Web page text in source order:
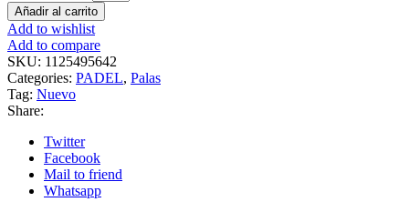
Añadir al carrito
Add to wishlist
Add to compare
SKU: 1125495642
Categories: PADEL, Palas
Tag: Nuevo
Share:
Twitter
Facebook
Mail to friend
Whatsapp